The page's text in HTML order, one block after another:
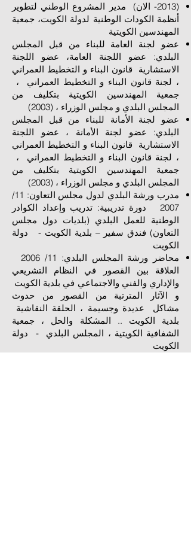
(2013- الان) مدير المشروع الوطني لتطوير
أنظمة الكودات الوطنية لدولة الكويت، جمعية
المهندسين الكويتية
عضو لجنة العامة للبناء من قبل المجلس
البلدي: عضو اللجنة العامة، عضو اللجنة
الاستشارية قانون البناء و التخطيط العمراني
، لجنة قانون البناء و التخطيط العمراني ،
جمعية المهندسين الكويتية بتكليف من
المجلس البلدي و مجلس الوزراء ، (2003)
عضو لجنة الأمانة للبناء من قبل المجلس
البلدي: عضو لجنة الأمانة ، عضو اللجنة
الاستشارية قانون البناء و التخطيط العمراني
، لجنة قانون البناء و التخطيط العمراني ،
جمعية المهندسين الكويتية بتكليف من
المجلس البلدي و مجلس الوزراء ، (2003)
مدرب ورشة البلدي لدول مجلس التعاون: 11/
2007 دورة تدريبية: تدريب وإعداد الكوادر
الوطنية للعمل البلدي (بلديات دول مجلس
التعاون) فندق سفير – بلدية الكويت - دولة
الكويت
محاضر ورشة المجلس البلدي: 11/ 2006
العلاقة بين القصور في النظام التشريعي
والإداري والفني والاجتماعي في بلدية الكويت
و الآثار المترتبة من القصور من حدوث
مشاكل عديدة وجسيمة ، الحلقة النقاشية
بلدية الكويت .. المشكلة والحل ، جمعية
الشفافية الكويتية ، المجلس البلدي - دولة
الكويت